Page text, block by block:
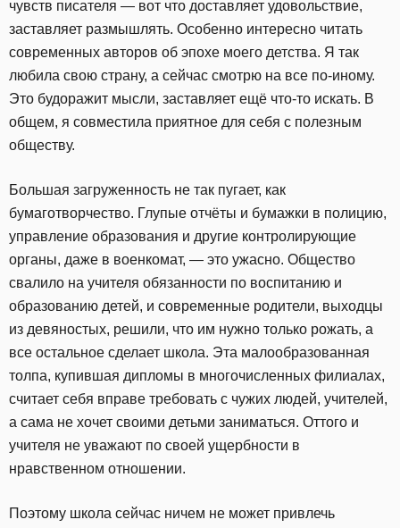
чувств писателя — вот что доставляет удовольствие,
заставляет размышлять. Особенно интересно читать
современных авторов об эпохе моего детства. Я так
любила свою страну, а сейчас смотрю на все по-иному.
Это будоражит мысли, заставляет ещё что-то искать. В
общем, я совместила приятное для себя с полезным
обществу.
Большая загруженность не так пугает, как
бумаготворчество. Глупые отчёты и бумажки в полицию,
управление образования и другие контролирующие
органы, даже в военкомат, — это ужасно. Общество
свалило на учителя обязанности по воспитанию и
образованию детей, и современные родители, выходцы
из девяностых, решили, что им нужно только рожать, а
все остальное сделает школа. Эта малообразованная
толпа, купившая дипломы в многочисленных филиалах,
считает себя вправе требовать с чужих людей, учителей,
а сама не хочет своими детьми заниматься. Оттого и
учителя не уважают по своей ущербности в
нравственном отношении.
Поэтому школа сейчас ничем не может привлечь